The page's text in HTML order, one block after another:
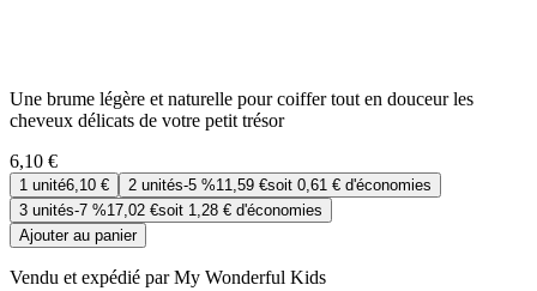
Une brume légère et naturelle pour coiffer tout en douceur les
cheveux délicats de votre petit trésor
6,10 €
1 unité6,10 € 2 unités-5 %11,59 €soit 0,61 € d'économies
3 unités-7 %17,02 €soit 1,28 € d'économies
Ajouter au panier
Vendu et expédié par My Wonderful Kids